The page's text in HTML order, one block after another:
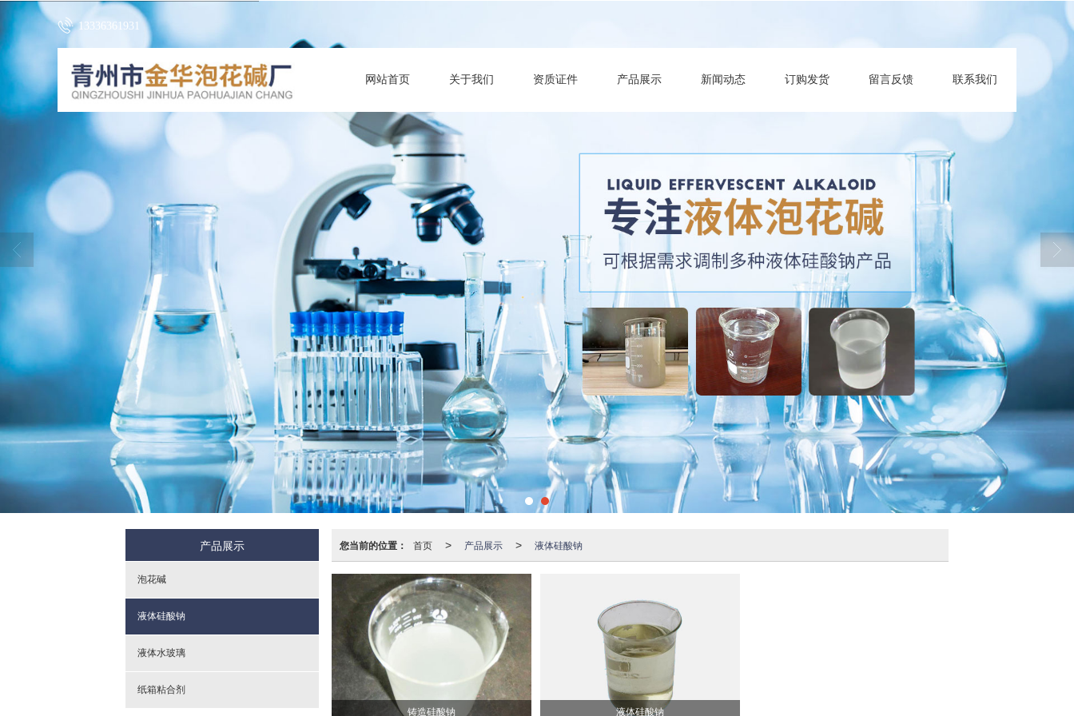
13336361931
网站首页 关于我们 资质证件 产品展示 新闻动态 订购发货 留言反馈 联系我们
您当前的位置： 首页 > 产品展示 > 液体硅酸钠
铸造硅酸钠 液体硅酸钠
产品展示
泡花碱
液体硅酸钠
液体水玻璃
纸箱粘合剂